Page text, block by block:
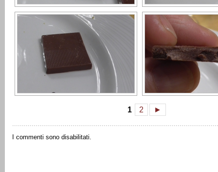
1 2 ►
I commenti sono disabilitati.